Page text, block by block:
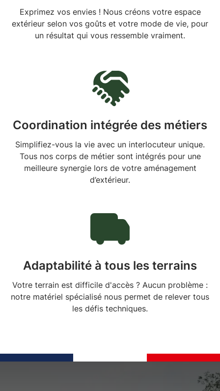
Exprimez vos envies ! Nous créons votre espace
extérieur selon vos goûts et votre mode de vie, pour
un résultat qui vous ressemble vraiment.
Coordination intégrée des métiers
Simplifiez-vous la vie avec un interlocuteur unique.
Tous nos corps de métier sont intégrés pour une
meilleure synergie lors de votre aménagement
d’extérieur.
Adaptabilité à tous les terrains
Votre terrain est difficile d'accès ? Aucun problème :
notre matériel spécialisé nous permet de relever tous
les défis techniques.